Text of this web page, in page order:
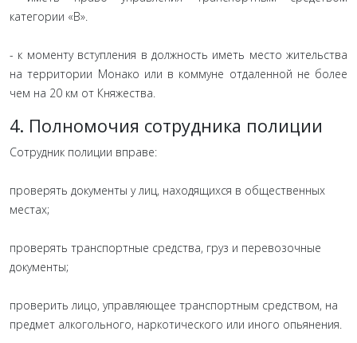
категории «В».
- к моменту вступления в должность иметь место жительства
на территории Монако или в коммуне отдаленной не более
чем на 20 км от Княжества.
4. Полномочия сотрудника полиции
Сотрудник полиции вправе:
проверять документы у лиц, находящихся в общественных
местах;
проверять транспортные средства, груз и перевозочные
документы;
проверить лицо, управляющее транспортным средством, на
предмет алкогольного, наркотического или иного опьянения.